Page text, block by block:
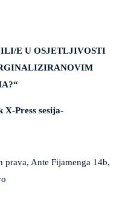
E U OSJETLJIVOSTI
X-Press sesija-
Ante Fijamenga 14b,